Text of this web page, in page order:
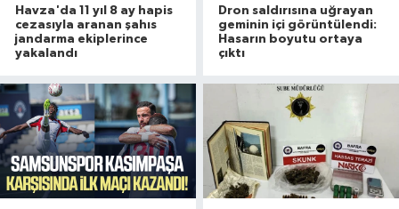
Havza'da 11 yıl 8 ay hapis
cezasıyla aranan şahıs
jandarma ekiplerince
yakalandı
Dron saldırısına uğrayan
geminin içi görüntülendi:
Hasarın boyutu ortaya
çıktı